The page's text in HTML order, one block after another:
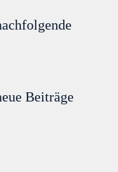
Beiträge